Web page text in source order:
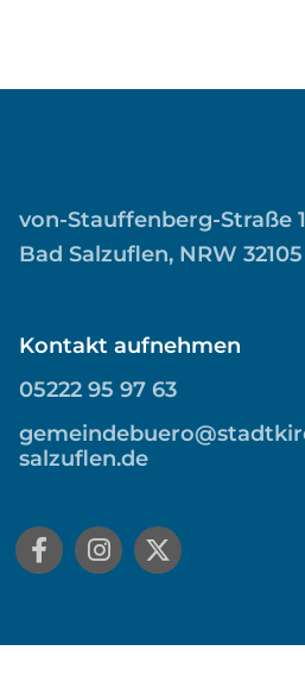
von-Stauffenberg-Straße 1
Bad Salzuflen, NRW 32105
Kontakt aufnehmen
05222 95 97 63
salzuflen.de